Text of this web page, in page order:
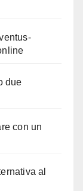
due
con un
al